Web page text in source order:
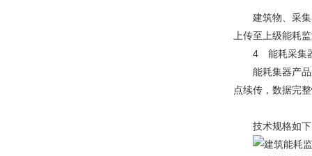
建筑物、采集
上传至上级能耗
4 能耗采集
能耗集器产品
点续传，数据完
技术规格如下